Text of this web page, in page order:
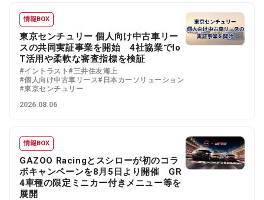
情報BOX
東京センチュリー 個人向け中古車リー
スの共同実証事業を開始 4社協業でIo
T活用や柔軟な審査指標を検証
#イントラスト #三井住友海上
#個人向け中古車リース#日本カーソリューション
#東京センチュリー
2026.08.06
情報BOX
GAZOO Racingとスシローが初のコラ
ボキャンペーンを8月5日より開催 GR
4車種の限定ミニカー付きメニュー等を
展開